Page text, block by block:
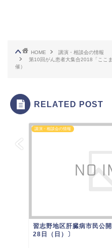
HOME
講演・相談会の情報
第10回がん患者大集合2018「ここ
催）
RELATED POST
講演・相談会の情報
習志野地区肝臓病市民公
28日（日）〕